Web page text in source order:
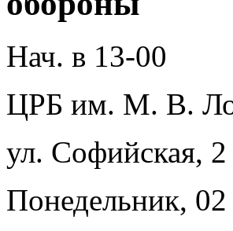
Нач. в 13-00
ЦРБ им. М. В.
ул. Софийская, 2
Понедельник,